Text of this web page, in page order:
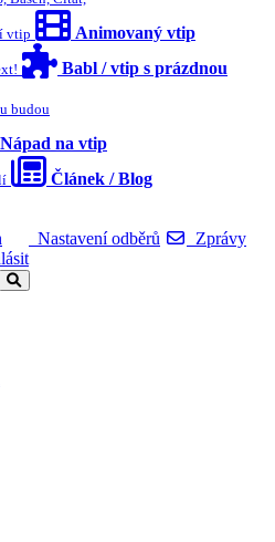
vtip Animovaný vtip
Babl / vtip s prázdnou
budou
Nápad na vtip
Článek / Blog
Nastavení odběrů
Zprávy